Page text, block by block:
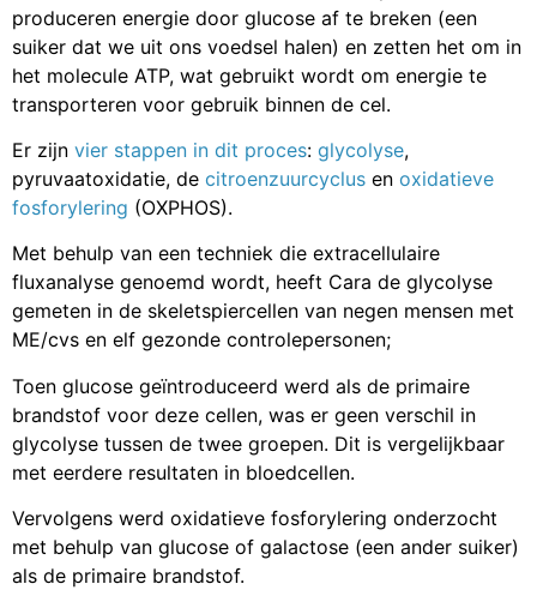
produceren energie door glucose af te breken (een
suiker dat we uit ons voedsel halen) en zetten het om in
het molecule ATP, wat gebruikt wordt om energie te
transporteren voor gebruik binnen de cel.
Er zijn vier stappen in dit proces: glycolyse,
pyruvaatoxidatie, de citroenzuurcyclus en oxidatieve
fosforylering (OXPHOS).
Met behulp van een techniek die extracellulaire
fluxanalyse genoemd wordt, heeft Cara de glycolyse
gemeten in de skeletspiercellen van negen mensen met
ME/cvs en elf gezonde controlepersonen;
Toen glucose geïntroduceerd werd als de primaire
brandstof voor deze cellen, was er geen verschil in
glycolyse tussen de twee groepen. Dit is vergelijkbaar
met eerdere resultaten in bloedcellen.
Vervolgens werd oxidatieve fosforylering onderzocht
met behulp van glucose of galactose (een ander suiker)
als de primaire brandstof.